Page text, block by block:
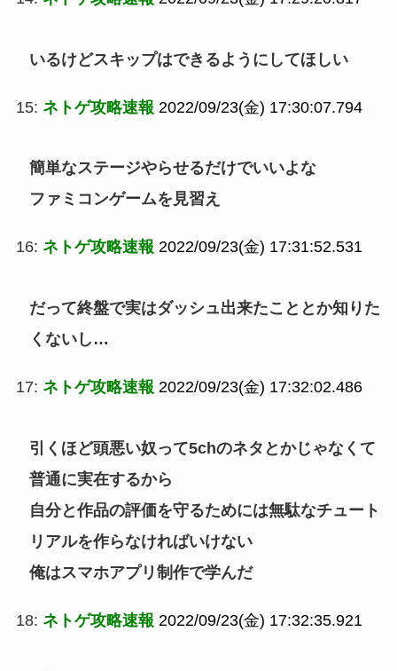
いるけどスキップはできるようにしてほしい
15: ネトゲ攻略速報 2022/09/23(金) 17:30:07.794
簡単なステージやらせるだけでいいよな
ファミコンゲームを見習え
16: ネトゲ攻略速報 2022/09/23(金) 17:31:52.531
だって終盤で実はダッシュ出来たこととか知りた
くないし…
17: ネトゲ攻略速報 2022/09/23(金) 17:32:02.486
引くほど頭悪い奴って5chのネタとかじゃなくて
普通に実在するから
自分と作品の評価を守るためには無駄なチュート
リアルを作らなければいけない
俺はスマホアプリ制作で学んだ
18: ネトゲ攻略速報 2022/09/23(金) 17:32:35.921